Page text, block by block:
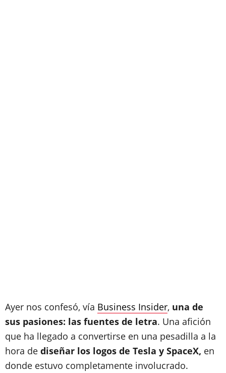
Ayer nos confesó, vía Business Insider, una de
sus pasiones: las fuentes de letra. Una afición
que ha llegado a convertirse en una pesadilla a la
hora de diseñar los logos de Tesla y SpaceX, en
donde estuvo completamente involucrado.